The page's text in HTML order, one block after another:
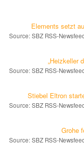
Elements setzt
Source: SBZ RSS-
„Heizkeller
Source: SBZ RSS-
Stiebel Eltron
Source: SBZ RSS-
Grohe
Source: SBZ RSS-